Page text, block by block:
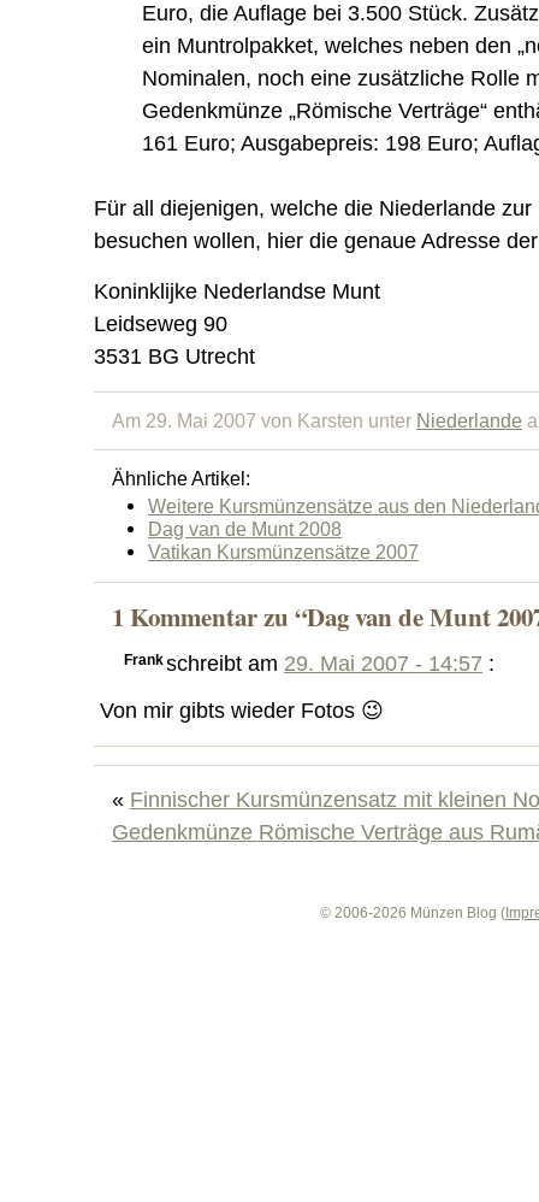
Euro, die Auflage bei 3.500 Stück.
ein Muntrolpakket, welches neben den
Nominalen, noch eine zusätzliche Rolle
Gedenkmünze „Römische Verträge“
161 Euro; Ausgabepreis: 198 Euro;
Für all diejenigen, welche die Niederlande
besuchen wollen, hier die genaue Adresse
Koninklijke Nederlandse Munt
Leidseweg 90
3531 BG Utrecht
Am 29. Mai 2007 von Karsten unter Niederlande
Ähnliche Artikel:
Weitere Kursmünzensätze aus den
Dag van de Munt 2008
Vatikan Kursmünzensätze 2007
1 Kommentar zu “Dag van de Munt
Frankschreibt am 29. Mai 2007 - 14:57 :
Von mir gibts wieder Fotos 😉
« Finnischer Kursmünzensatz mit kleinen
Gedenkmünze Römische Verträge aus
© 2006-2026 Münzen Blog (